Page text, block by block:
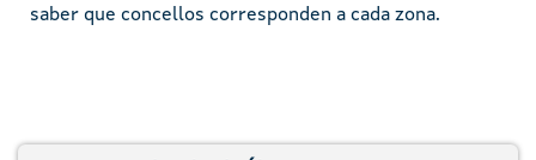
saber que concellos corresponden a cada zona.